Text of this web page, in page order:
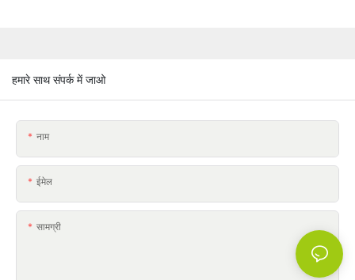
हमारे साथ संपर्क में जाओ
नाम
ईमेल
सामग्री